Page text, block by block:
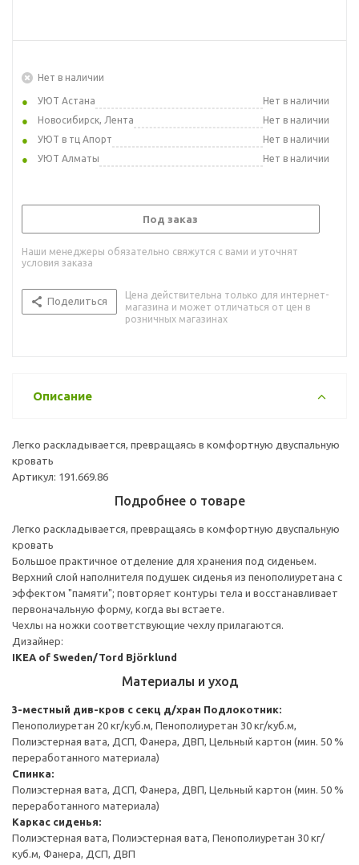
Нет в наличии
УЮТ Астана
Нет в наличии
Новосибирск, Лента
Нет в наличии
УЮТ в тц Апорт
Нет в наличии
УЮТ Алматы
Нет в наличии
Под заказ
Наши менеджеры обязательно свяжутся с вами и уточнят
условия заказа
Поделиться
Цена действительна только для интернет-
магазина и может отличаться от цен в
розничных магазинах
Описание
Легко раскладывается, превращаясь в комфортную двуспальную
кровать
Артикул: 191.669.86
Подробнее о товаре
Легко раскладывается, превращаясь в комфортную двуспальную
кровать
Большое практичное отделение для хранения под сиденьем.
Верхний слой наполнителя подушек сиденья из пенополиуретана с
эффектом "памяти"; повторяет контуры тела и восстанавливает
первоначальную форму, когда вы встаете.
Чехлы на ножки соответствующие чехлу прилагаются.
Дизайнер:
IKEA of Sweden/Tord Björklund
Материалы и уход
3-местный див-кров с секц д/хран Подлокотник:
Пенополиуретан 20 кг/куб.м, Пенополиуретан 30 кг/куб.м,
Полиэстерная вата, ДСП, Фанера, ДВП, Цельный картон (мин. 50 %
переработанного материала)
Спинка:
Полиэстерная вата, ДСП, Фанера, ДВП, Цельный картон (мин. 50 %
переработанного материала)
Каркас сиденья:
Полиэстерная вата, Полиэстерная вата, Пенополиуретан 30 кг/
куб.м, Фанера, ДСП, ДВП